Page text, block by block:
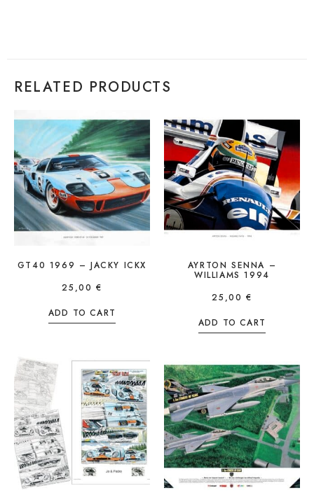
RELATED PRODUCTS
GT40 1969 – JACKY ICKX
25,00 €
ADD TO CART
AYRTON SENNA –
WILLIAMS 1994
25,00 €
ADD TO CART